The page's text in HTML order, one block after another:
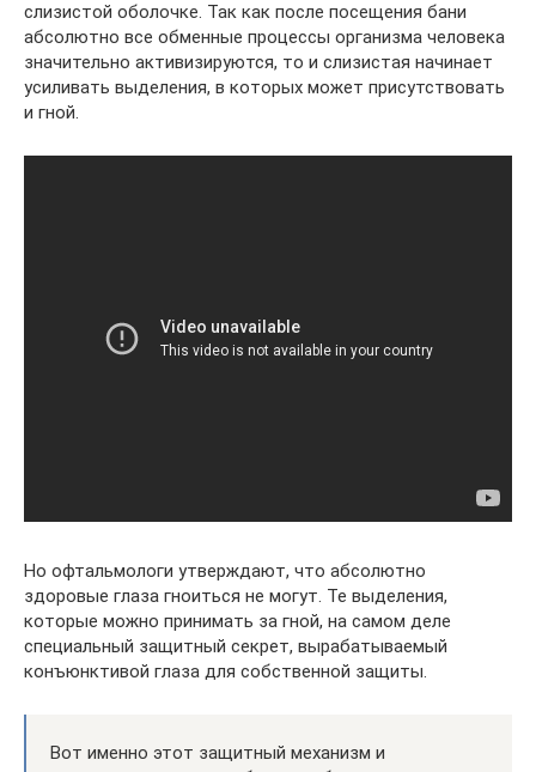
слизистой оболочке. Так как после посещения бани
абсолютно все обменные процессы организма человека
значительно активизируются, то и слизистая начинает
усиливать выделения, в которых может присутствовать
и гной.
Но офтальмологи утверждают, что абсолютно
здоровые глаза гноиться не могут. Те выделения,
которые можно принимать за гной, на самом деле
специальный защитный секрет, вырабатываемый
конъюнктивой глаза для собственной защиты.
Вот именно этот защитный механизм и